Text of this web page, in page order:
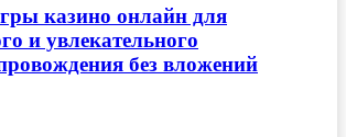
казино онлайн для
и увлекательного
без вложений